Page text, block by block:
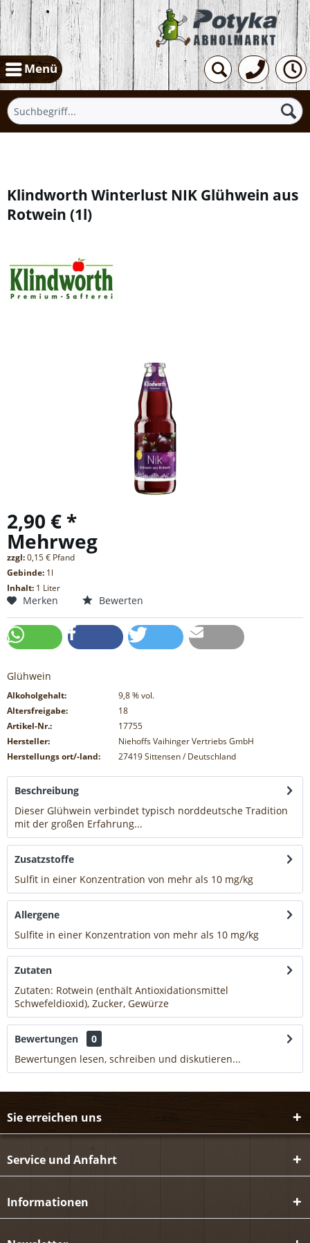
Menü
Klindworth Winterlust NIK Glühwein aus
Rotwein (1l)
2,90 € *
Mehrweg
zzgl:0,15 € Pfand
Gebinde: 1l
Inhalt: 1 Liter
Merken Bewerten
Glühwein
Alkoholgehalt: 9,8% vol.
Altersfreigabe:
18
Artikel-Nr.:
17755
Hersteller:
Niehoffs Vaihinger Vertriebs GmbH
Herstellungs ort/-land:
27419 Sittensen / Deutschland
Beschreibung
Dieser Glühwein verbindet typisch norddeutsche Tradition
mit der großen Erfahrung...
Zusatzstoffe
Sulfit in einer Konzentration von mehr als 10 mg/kg
Allergene
Sulfite in einer Konzentration von mehr als 10 mg/kg
Zutaten
Zutaten: Rotwein (enthält Antioxidationsmittel
Schwefeldioxid), Zucker, Gewürze
Bewertungen
0
Bewertungen lesen, schreiben und diskutieren...
Sie erreichen uns
Service und Anfahrt
Informationen